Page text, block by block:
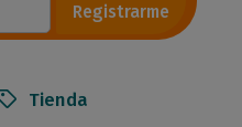
Registrarme
Tienda